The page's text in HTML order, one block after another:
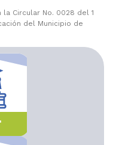
Circular No. 0028 del 1
del Municipio de